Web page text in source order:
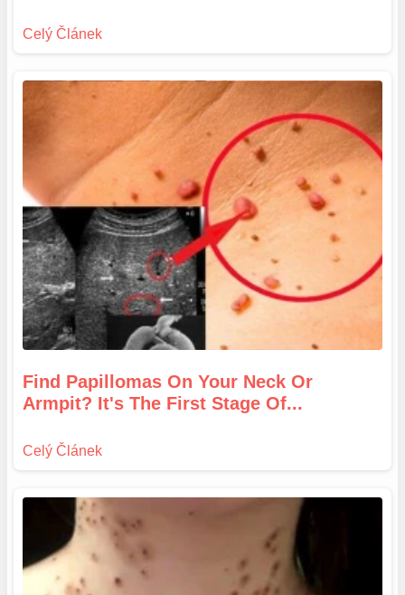
Find Papillomas On Your Neck Or
Armpit? It's The First Stage Of...